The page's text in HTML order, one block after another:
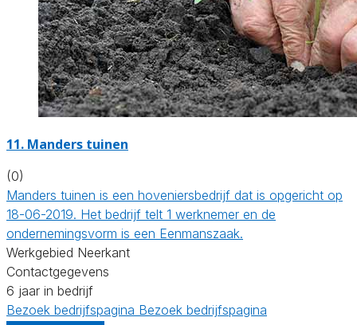
11. Manders tuinen
(0)
Manders tuinen is een hoveniersbedrijf dat is opgericht op
18-06-2019. Het bedrijf telt 1 werknemer en de
ondernemingsvorm is een Eenmanszaak.
Werkgebied Neerkant
Contactgegevens
6 jaar in bedrijf
Bezoek bedrijfspagina Bezoek bedrijfspagina